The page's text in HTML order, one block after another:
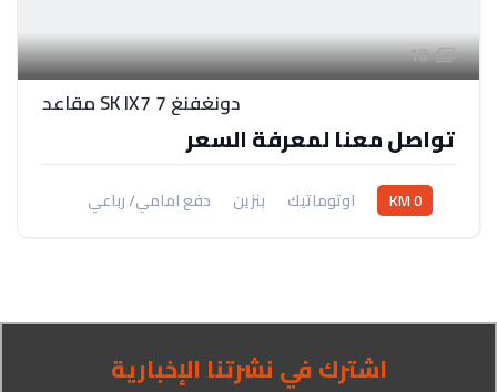
18
دونغفنغ SK IX7 7 مقاعد
تواصل معنا لمعرفة السعر
0 KM اوتوماتيك بنزين دفع امامي/ رباعي
اشترك في نشرتنا الإخبارية